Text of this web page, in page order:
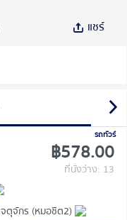
แชร์
รถทัวร์
฿578.00
ที่นั่งว่าง: 13
ตุจักร (หมอชิต2)